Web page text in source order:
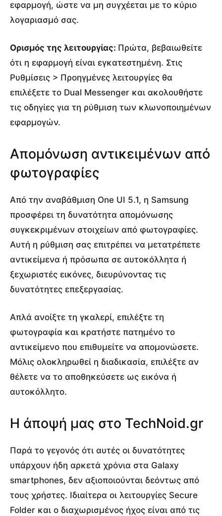
εφαρμογή, ώστε να μη συγχέεται με το κύριο
λογαριασμό σας.
Ορισμός της λειτουργίας: Πρώτα, βεβαιωθείτε
ότι η εφαρμογή είναι εγκατεστημένη. Στις
Ρυθμίσεις > Προηγμένες λειτουργίες θα
επιλέξετε το Dual Messenger και ακολουθήστε
τις οδηγίες για τη ρύθμιση των κλωνοποιημένων
εφαρμογών.
Απομόνωση αντικειμένων από
φωτογραφίες
Από την αναβάθμιση One UI 5.1, η Samsung
προσφέρει τη δυνατότητα απομόνωσης
συγκεκριμένων στοιχείων από φωτογραφίες.
Αυτή η ρύθμιση σας επιτρέπει να μετατρέπετε
αντικείμενα ή πρόσωπα σε αυτοκόλλητα ή
ξεχωριστές εικόνες, διευρύνοντας τις
δυνατότητες επεξεργασίας.
Απλά ανοίξτε τη γκαλερί, επιλέξτε τη
φωτογραφία και κρατήστε πατημένο το
αντικείμενο που επιθυμείτε να απομονώσετε.
Μόλις ολοκληρωθεί η διαδικασία, επιλέξτε αν
θέλετε να το αποθηκεύσετε ως εικόνα ή
αυτοκόλλητο.
Η άποψή μας στο TechNoid.gr
Παρά το γεγονός ότι αυτές οι δυνατότητες
υπάρχουν ήδη αρκετά χρόνια στα Galaxy
smartphones, δεν αξιοποιούνται δεόντως από
τους χρήστες. Ιδιαίτερα οι λειτουργίες Secure
Folder και ο διαχωρισμένος ήχος είναι από τις